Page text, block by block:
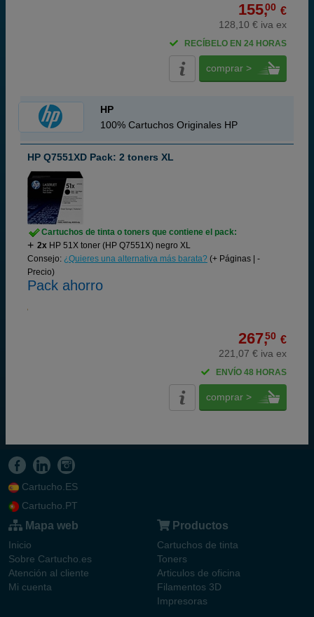
155,00 €
128,10 € iva ex
RECÍBELO EN 24 HORAS
comprar >
HP
100% Cartuchos Originales HP
HP Q7551XD Pack: 2 toners XL
Cartuchos de tinta o toners que contiene el pack:
2x HP 51X toner (HP Q7551X) negro XL
Consejo: ¿Quieres una alternativa más barata? (+ Páginas | -
Precio)
Pack ahorro
267,50 €
221,07 € iva ex
ENVÍO 48 HORAS
comprar >
Cartucho.ES
Cartucho.PT
Mapa web
Inicio
Sobre Cartucho.es
Atención al cliente
Mi cuenta
Productos
Cartuchos de tinta
Toners
Articulos de oficina
Filamentos 3D
Impresoras